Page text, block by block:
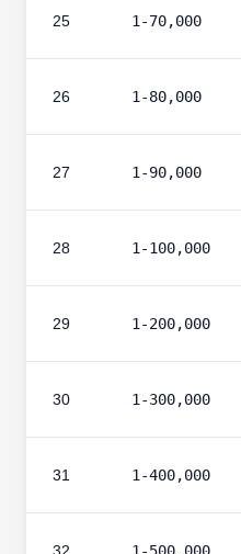
25 1-70,000
26 1-80,000
27 1-90,000
28 1-100,000
29 1-200,000
30 1-300,000
31 1-400,000